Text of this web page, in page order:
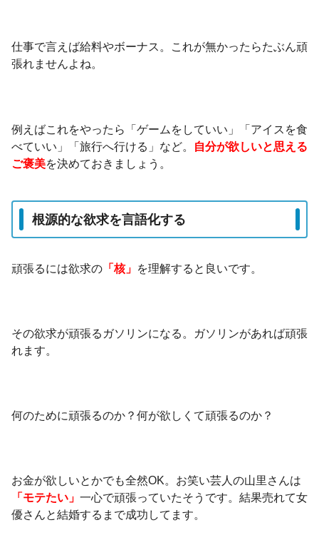
仕事で言えば給料やボーナス。これが無かったらたぶん頑
張れませんよね。
例えばこれをやったら「ゲームをしていい」「アイスを食
べていい」「旅行へ行ける」など。
自分が欲しいと思える
ご褒美を決めておきましょう。
根源的な欲求を言語化する
頑張るには欲求の 「核」 を理解すると良いです。
その欲求が頑張るガソリンになる。ガソリンがあれば頑張
れます。
何のために頑張るのか？何が欲しくて頑張るのか？
お金が欲しいとかでも全然OK。お笑い芸人の山里さんは
「モテたい」 一心で頑張っていたそうです。結果売れて女
優さんと結婚するまで成功してます。